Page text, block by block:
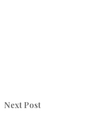
Next Post